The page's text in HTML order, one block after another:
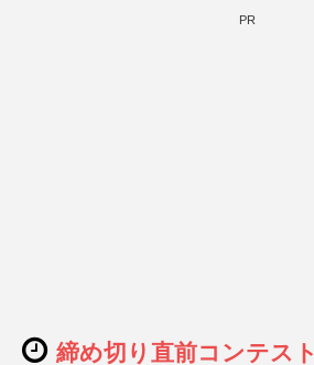
PR
締め切り直前コンテスト